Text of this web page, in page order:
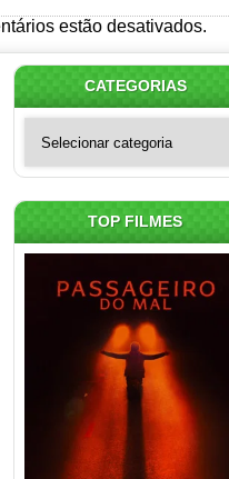
estão desativados.
CATEGORIAS
TOP FILMES
Passageiro do Mal Torrent
(2026) WEB-DL 1080p Dual
Áudio